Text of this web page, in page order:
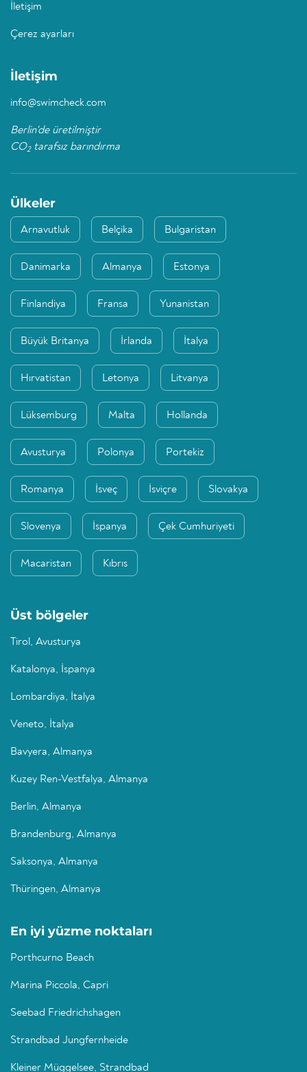
İletişim
Çerez ayarları
İletişim
info@swimcheck.com
Berlin'de üretilmiştir
CO2tarafsız barındırma
Ülkeler
Arnavutluk Belçika Bulgaristan
Danimarka Almanya Estonya
Finlandiya Fransa Yunanistan
Büyük Britanya İrlanda İtalya
Hırvatistan Letonya Litvanya
Lüksemburg Malta Hollanda
Avusturya Polonya Portekiz
Romanya İsveç İsviçre Slovakya
Slovenya İspanya Çek Cumhuriyeti
Macaristan Kıbrıs
Üst bölgeler
Tirol, Avusturya
Katalonya, İspanya
Lombardiya, İtalya
Veneto, İtalya
Bavyera, Almanya
Kuzey Ren-Vestfalya, Almanya
Berlin, Almanya
Brandenburg, Almanya
Saksonya, Almanya
Thüringen, Almanya
En iyi yüzme noktaları
Porthcurno Beach
Marina Piccola, Capri
Seebad Friedrichshagen
Strandbad Jungfernheide
Kleiner Müggelsee, Strandbad